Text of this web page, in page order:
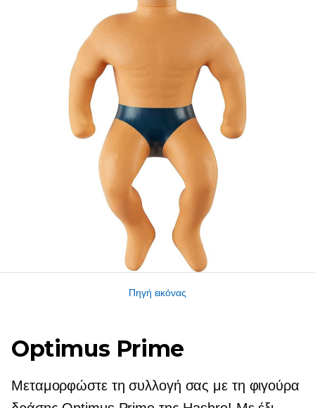
Πηγή εικόνας
Optimus Prime
Μεταμορφώστε τη συλλογή σας με τη φιγούρα